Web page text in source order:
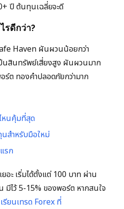
ปี ต้นทุนเฉลี่ยจะดี
รดีกว่า?
Haven ผันผวนน้อยกว่า
นสินทรัพย์เสี่ยงสูง ผันผวนมาก
ร์ต ทองคำปลอดภัยกว่ามาก
หนคุ้มที่สุด
นสำหรับมือใหม่
รก
อะ เริ่มได้ตั้งแต่ 100 บาท ผ่าน
มีไว้ 5-15% ของพอร์ต หากสนใจ
เรียนเทรด Forex ที่